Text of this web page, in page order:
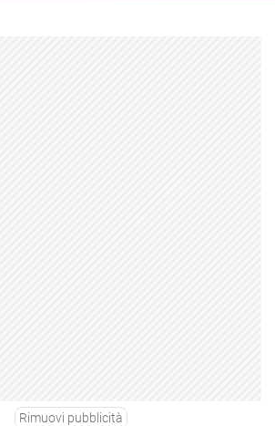
Rimuovi pubblicità